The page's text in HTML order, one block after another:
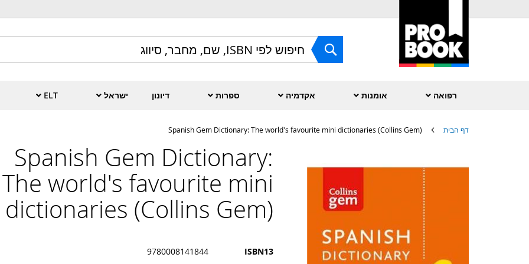
to
Content
חפש
רפואה אומנות אקדמיה ספרות דיונון ישראל ELT
דף הבית Spanish Gem Dictionary: The world's favourite mini dictionaries (Collins Gem)
Spanish Gem Dictionary:
The world's favourite mini
dictionaries (Collins Gem)
ISBN13
9780008141844